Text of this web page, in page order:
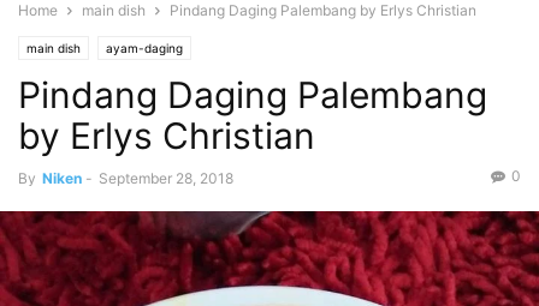
Home main dish Pindang Daging Palembang by Erlys Christian
main dish ayam-daging
Pindang Daging Palembang
by Erlys Christian
By Niken - September 28, 2018 0